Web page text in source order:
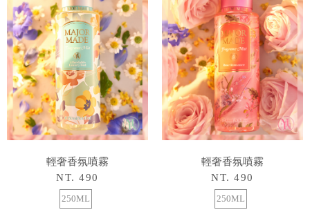
輕奢香氛噴霧
NT. 490
250ML
輕奢香氛噴霧
NT. 490
250ML